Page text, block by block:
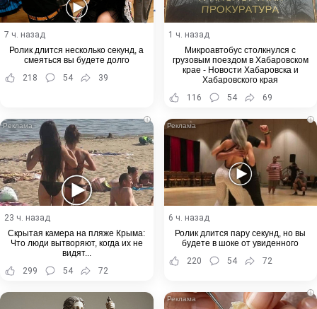
7 ч. назад
Ролик длится несколько секунд, а
смеяться вы будете долго
218
54 39
1 ч. назад
Микроавтобус столкнулся с
грузовым поездом в Хабаровском
крае - Новости Хабаровска и
Хабаровского края
116
54 69
i
23 ч. назад
Скрытая камера на пляже Крыма:
Что люди вытворяют, когда их не
видят...
299
54 72
i
6 ч. назад
Ролик длится пару секунд, но вы
будете в шоке от увиденного
220
54 72
i